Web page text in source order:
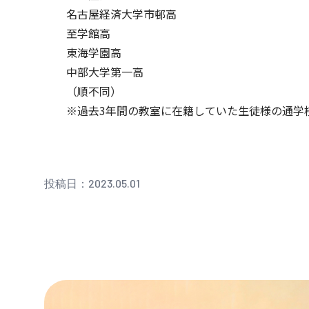
名古屋経済大学市邨高
至学館高
東海学園高
中部大学第一高
（順不同）
※過去3年間の教室に在籍していた生徒様の通学
投稿日：2023.05.01